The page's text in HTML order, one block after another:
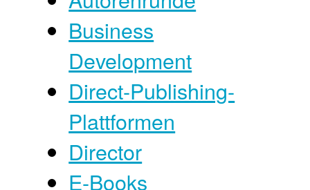
Business
Development
Direct-Publishing-
Plattformen
Director
E-Books